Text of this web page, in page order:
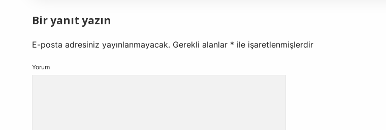
Bir yanıt yazın
E-posta adresiniz yayınlanmayacak. Gerekli alanlar * ile işaretlenmişlerdir
Yorum